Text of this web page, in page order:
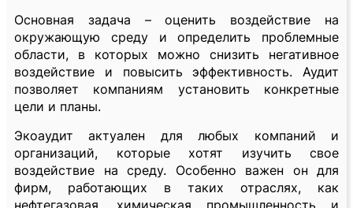
Основная задача – оценить воздействие на
окружающую среду и определить проблемные
области, в которых можно снизить негативное
воздействие и повысить эффективность. Аудит
позволяет компаниям установить конкретные
цели и планы.
Экоаудит актуален для любых компаний и
организаций, которые хотят изучить свое
воздействие на среду. Особенно важен он для
фирм, работающих в таких отраслях, как